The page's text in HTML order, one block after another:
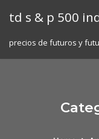
td s & p 500
precios de futuros y